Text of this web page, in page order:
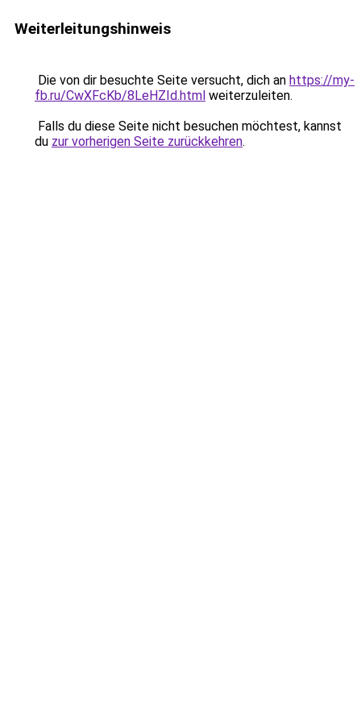
Weiterleitungshinweis
Die von dir besuchte Seite versucht, dich an https://my-
fb.ru/CwXFcKb/8LeHZId.html weiterzuleiten.
Falls du diese Seite nicht besuchen möchtest, kannst
du zur vorherigen Seite zurückkehren.